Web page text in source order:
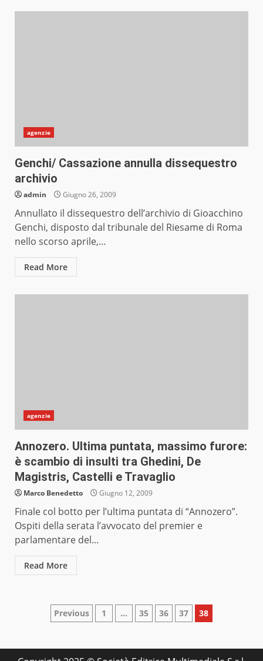
agenzie
Genchi/ Cassazione annulla dissequestro
archivio
admin Giugno 26, 2009
Annullato il dissequestro dell’archivio di Gioacchino
Genchi, disposto dal tribunale del Riesame di Roma
nello scorso aprile,...
Read More
agenzie
Annozero. Ultima puntata, massimo furore:
è scambio di insulti tra Ghedini, De
Magistris, Castelli e Travaglio
Marco Benedetto Giugno 12, 2009
Finale col botto per l’ultima puntata di “Annozero”.
Ospiti della serata l’avvocato del premier e
parlamentare del...
Read More
Paginazione
Previous 1 … 35 36 37 38